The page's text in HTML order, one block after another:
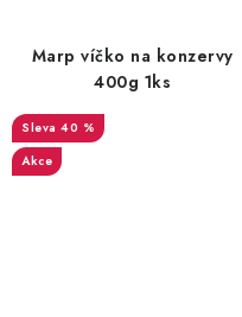
Marp víčko na konzervy
400g 1ks
40 %
Akce